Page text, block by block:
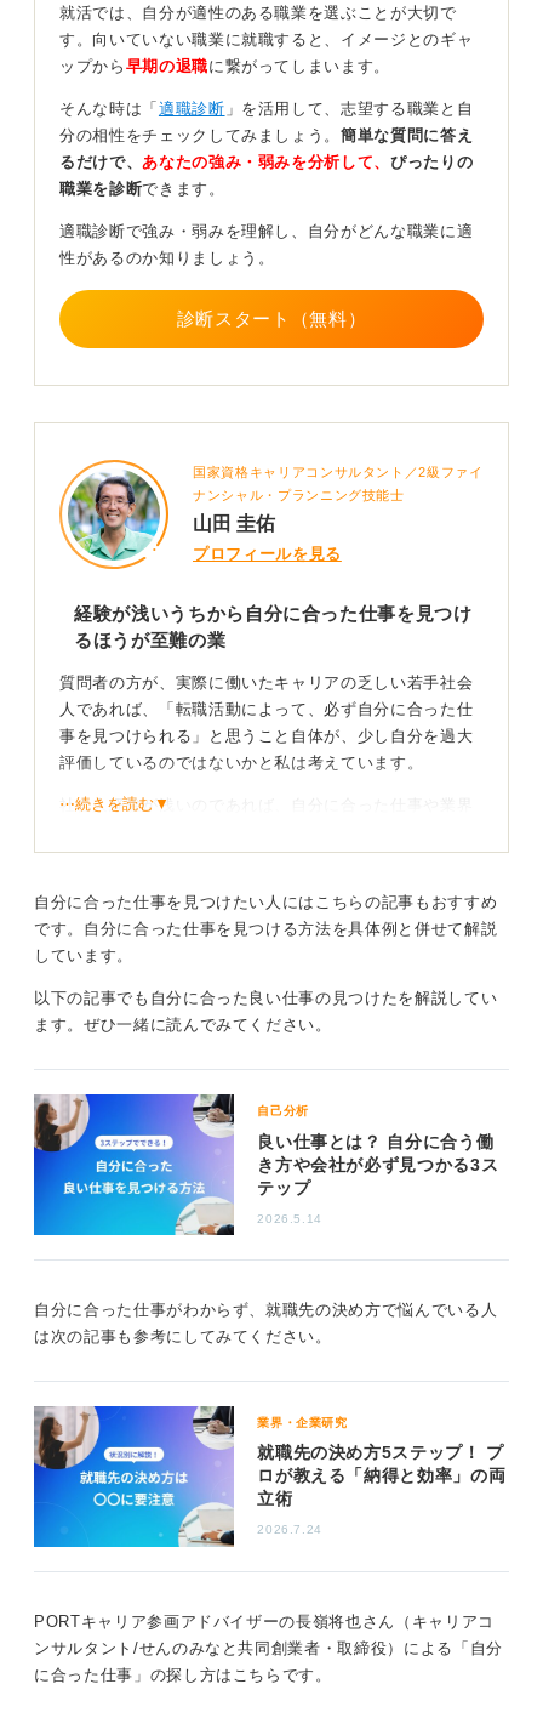
条件の裏にある本音を探求！感情も大切に！
たとえば「仕事に縛られず休みが取りたい」ということ
い」「自由裁量で仕事を進めたい」ということかもしれ
ません。マイクロマネジメントされずに任せてもらえる
環境を求めている、というようにとらえ直すことができ
条件面で気になることがあったとしても、なぜそう思う
のかを考えることが大切です。もし興味の対象が複数あ
り一つに絞れないのであれば、いくつか比較検討した
り、転職活動の場合は職場見学などを利用して実際に見
てから判断したりするのも一つの方法です。
忘れて熱中できること、興味があることなどを思い出し
事につながるかもしれません。
また、なぜ転職活動を始めたのか、その理由を掘り下げ
てみることで、「これだけは絶対に嫌だ」というものが
見えてくることもあります。それを避けるというのも一
自分に合った仕事を見つけるには、論理だけではなく、
0
就活では、自分が適性のある職業を選ぶことが大切で
す。向いていない職業に就職すると、イメージとのギャ
ップから 早期の退職に繋がってしまいます。
そんな時は「 適職診断 」を活用して、志望する職業と自
分の相性をチェックしてみましょう。簡単な質問に答え
るだけで、 あなたの強み・弱みを分析して、 ぴったりの
職業を診断できます。
適職診断で強み・弱みを理解し、自分がどんな職業に適
性があるのか知りましょう。
診断スタート（無料）
国家資格キャリアコンサルタント／2級ファイ
ナンシャル・プランニング技能士
山田 圭佑
プロフィールを見る
経験が浅いうちから自分に合った仕事を見つけ
るほうが至難の業
質問者の方が、実際に働いたキャリアの乏しい若手社会
人であれば、「転職活動によって、必ず自分に合った仕
事を見つけられる」と思うこと自体が、少し自分を過大
評価しているのではないかと私は考えています。
社会人経験が浅いのであれば、自分に合った仕事や業界
厳しく言えば、自らの行動が足りていないだけかもしれ
「自分に合った仕事」を見つけるためにとるべき具体的
な行動は、仕事に限らず、いろいろな経験をしてみるこ
てみるなど、何でも構いません。これまでの人生では興
味がわかなかったことを、あえてしてみるのも良いでし
行動してみることでわからないことが見えてくるこ
ともある
これからは何となく日常を過ごすのではなく、「こうい
う行動をすると、自分はどう感じるのだろう」と、少し
向いていなかった」と感じたとしても、それはそれで良
いのです。その経験と感情をメモし、「次はこうしてみ
とが大切です。
様々な経験を通じて得られる気付きや自分の感情の動き
は、実際に行動・経験をしてみないとわからないことで
す。自己分析は「その場で立ち止まって、自分の人生経
験を振り返る作業」ですが、そもそもの人生経験・行動
履歴が少ないと、「自分は何がやりたいのだろう」と悩
これまでの人生で経た経験とは、何か違うことを試して
みることから始めましょう。もし転職活動をしているの
であれば、短期間でも良いので、今まで働いたことのな
⋯続きを読む▼
自分に合った仕事を見つけたい人にはこちらの記事もおすすめ
です。自分に合った仕事を見つける方法を具体例と併せて解説
しています。
以下の記事でも自分に合った良い仕事の見つけたを解説してい
ます。ぜひ一緒に読んでみてください。
自己分析
良い仕事とは？ 自分に合う働
き方や会社が必ず見つかる3ス
テップ
2026.5.14
自分に合った仕事がわからず、就職先の決め方で悩んでいる人
は次の記事も参考にしてみてください。
業界・企業研究
就職先の決め方5ステップ！ プ
ロが教える「納得と効率」の両
立術
2026.7.24
PORTキャリア参画アドバイザーの長嶺将也さん（キャリアコ
ンサルタント/せんのみなと共同創業者・取締役）による「自分
に合った仕事」の探し方はこちらです。